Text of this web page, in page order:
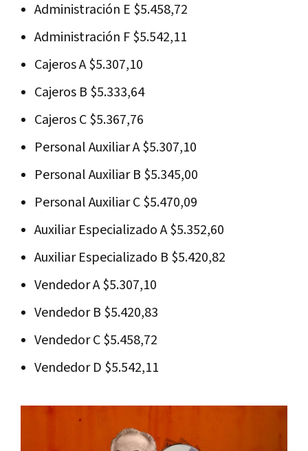
Administración E $5.458,72
Administración F $5.542,11
Cajeros A $5.307,10
Cajeros B $5.333,64
Cajeros C $5.367,76
Personal Auxiliar A $5.307,10
Personal Auxiliar B $5.345,00
Personal Auxiliar C $5.470,09
Auxiliar Especializado A $5.352,60
Auxiliar Especializado B $5.420,82
Vendedor A $5.307,10
Vendedor B $5.420,83
Vendedor C $5.458,72
Vendedor D $5.542,11